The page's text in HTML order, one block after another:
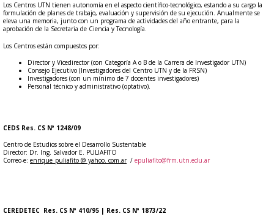
Los Centros UTN tienen autonomía en el aspecto científico-tecnológico, estando a su cargo la
formulación de planes de trabajo, evaluación y supervisión de su ejecución. Anualmente se
eleva una memoria, junto con un programa de actividades del año entrante, para la
aprobación de la Secretaria de Ciencia y Tecnología.
​Los Centros están compuestos por:
Director y Vicedirector (con Categoría A o B de la Carrera de Investigador UTN)
Consejo Ejecutivo (Investigadores del Centro UTN y de la FRSN)
Investigadores (con un mínimo de 7 docentes investigadores)
Personal técnico y administrativo (optativo).
CEDS Res. CS Nº 1248/09
Centro de Estudios sobre el Desarrollo Sustentable
Director: Dr. Ing. Salvador E. PULIAFITO
Correo-e: enrique_puliafito @ yahoo. com.ar/ epuliafito@frm.utn.edu.ar
CEREDETEC Res. CS Nº 410/95 | Res. CS Nº 1873/22